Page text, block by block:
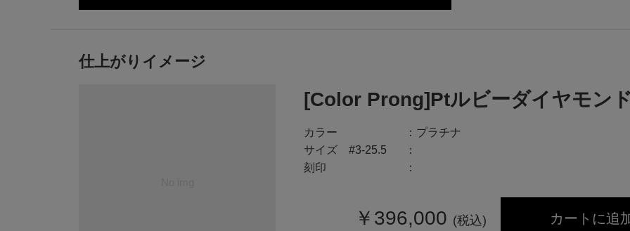
仕上がりイメージ
[Color Prong]Ptルビーダイヤモン
カラー
プラチナ
サイズ #3-25.5
刻印
￥ 396,000 (税込) カートに追